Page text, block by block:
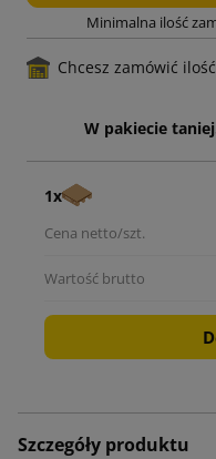
Minimalna ilość
Chcesz zamówić
W pakiecie
1x
Szczegóły produktu